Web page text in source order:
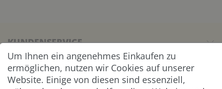
KUNDENSERVICE
UNTERNEHMEN & SERVICE
Um Ihnen ein angenehmes Einkaufen zu
ermöglichen, nutzen wir Cookies auf unserer
Website. Einige von diesen sind essenziell,